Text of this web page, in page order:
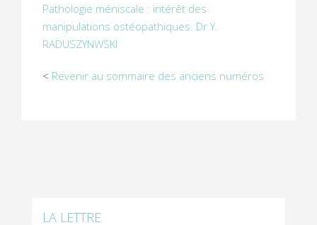
Pathologie méniscale : intérêt des
manipulations ostéopathiques. Dr Y.
RADUSZYNWSKI
< Revenir au sommaire des anciens numéros
LA LETTRE